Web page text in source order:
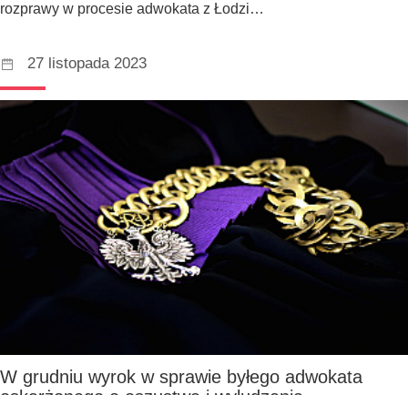
rozprawy w procesie adwokata z Łodzi…
27 listopada 2023
W grudniu wyrok w sprawie byłego adwokata